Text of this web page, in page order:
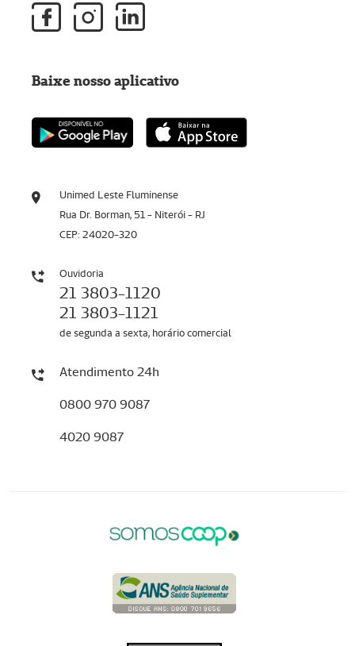
Unimed Leste Fluminense
Rua Dr. Borman, 51 - Niterói - RJ
CEP: 24020-320
Ouvidoria
21 3803-1120
21 3803-1121
de segunda a sexta, horário comercial
Atendimento 24h
0800 970 9087
4020 9087
Baixe nosso aplicativo